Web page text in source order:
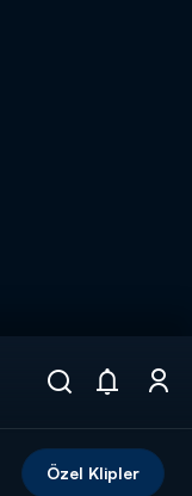
Özel Klipler